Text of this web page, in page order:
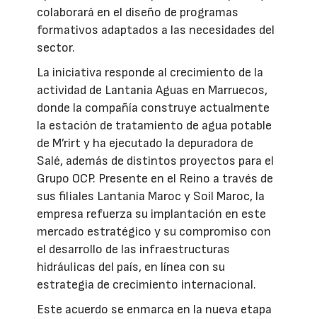
colaborará en el diseño de programas
formativos adaptados a las necesidades del
sector.
La iniciativa responde al crecimiento de la
actividad de Lantania Aguas en Marruecos,
donde la compañía construye actualmente
la estación de tratamiento de agua potable
de M’rirt y ha ejecutado la depuradora de
Salé, además de distintos proyectos para el
Grupo OCP. Presente en el Reino a través de
sus filiales Lantania Maroc y Soil Maroc, la
empresa refuerza su implantación en este
mercado estratégico y su compromiso con
el desarrollo de las infraestructuras
hidráulicas del país, en línea con su
estrategia de crecimiento internacional.
Este acuerdo se enmarca en la nueva etapa